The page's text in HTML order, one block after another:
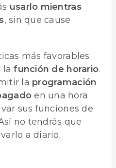
usarlo mientras
, sin que cause
más favorables
lafunción de horario.
la programación
en una hora
sus funciones de
no tendrás que
a diario.